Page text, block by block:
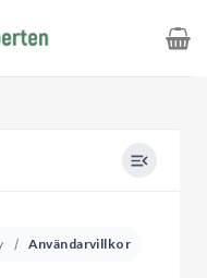
Användarvillkor